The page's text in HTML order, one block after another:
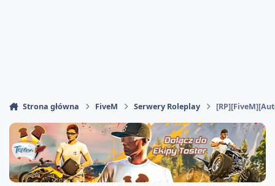
Strona główna FiveM Serwery Roleplay